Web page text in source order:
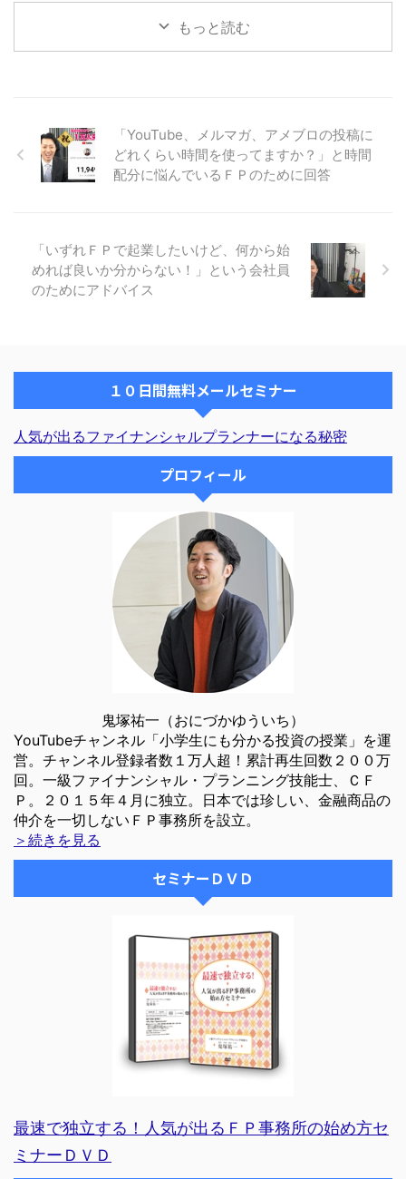
してからのことが聞きたいのか
な？ 私は、独立したとき、顧客
...
様 名古屋でFPをしている＊＊と
申します。 お世話になります。
す。 答えられる範囲で結構で
す。 １、ブログを始めるにあた
り、初期投資額はどれほど必要に
時間は、毎回3時間ほどになりま
すか ４、セミナーか ...
もっと読む
「YouTube、メルマガ、アメブロの投稿に
どれくらい時間を使ってますか？」と時間
配分に悩んでいるＦＰのために回答
「いずれＦＰで起業したいけど、何から始
めれば良いか分からない！」という会社員
のためにアドバイス
１０日間無料メールセミナー
人気が出るファイナンシャルプランナーになる秘密
プロフィール
鬼塚祐一（おにづかゆういち）
YouTubeチャンネル「小学生にも分かる投資の授業」を運
営。チャンネル登録者数１万人超！累計再生回数２００万
回。一級ファイナンシャル・プランニング技能士、ＣＦ
Ｐ。２０１５年４月に独立。日本では珍しい、金融商品の
仲介を一切しないＦＰ事務所を設立。
＞続きを見る
セミナーＤＶＤ
最速で独立する！人気が出るＦＰ事務所の始め方セ
ミナーＤＶＤ